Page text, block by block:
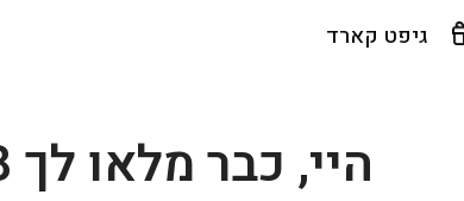
היי, כבר מלאו לך 18?
גיפט קארד